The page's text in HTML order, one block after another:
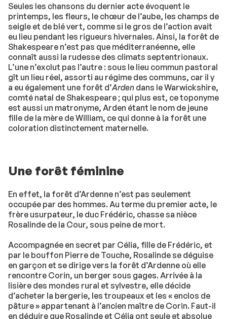
Seules les chansons du dernier acte évoquent le
printemps, les fleurs, le chœur de l’aube, les champs de
seigle et de blé vert, comme si le gros de l’action avait
eu lieu pendant les rigueurs hivernales. Ainsi, la forêt de
Shakespeare n’est pas que méditerranéenne, elle
connaît aussi la rudesse des climats septentrionaux.
L’une n’exclut pas l’autre : sous le lieu commun pastoral
gît un lieu réel, assorti au régime des communs, car il y
a eu également une forêt d’Arden dans le Warwickshire,
comté natal de Shakespeare ; qui plus est, ce toponyme
est aussi un matronyme, Arden étant le nom de jeune
fille de la mère de William, ce qui donne à la forêt une
coloration distinctement maternelle.
Une forêt féminine
En effet, la forêt d’Ardenne n’est pas seulement
occupée par des hommes. Au terme du premier acte, le
frère usurpateur, le duc Frédéric, chasse sa nièce
Rosalinde de la Cour, sous peine de mort.
Accompagnée en secret par Célia, fille de Frédéric, et
par le bouffon Pierre de Touche, Rosalinde se déguise
en garçon et se dirige vers la forêt d’Ardenne où elle
rencontre Corin, un berger sous gages. Arrivée à la
lisière des mondes rural et sylvestre, elle décide
d’acheter la bergerie, les troupeaux et les « enclos de
pâture » appartenant à l’ancien maître de Corin. Faut-il
en déduire que Rosalinde et Célia ont seule et absolue